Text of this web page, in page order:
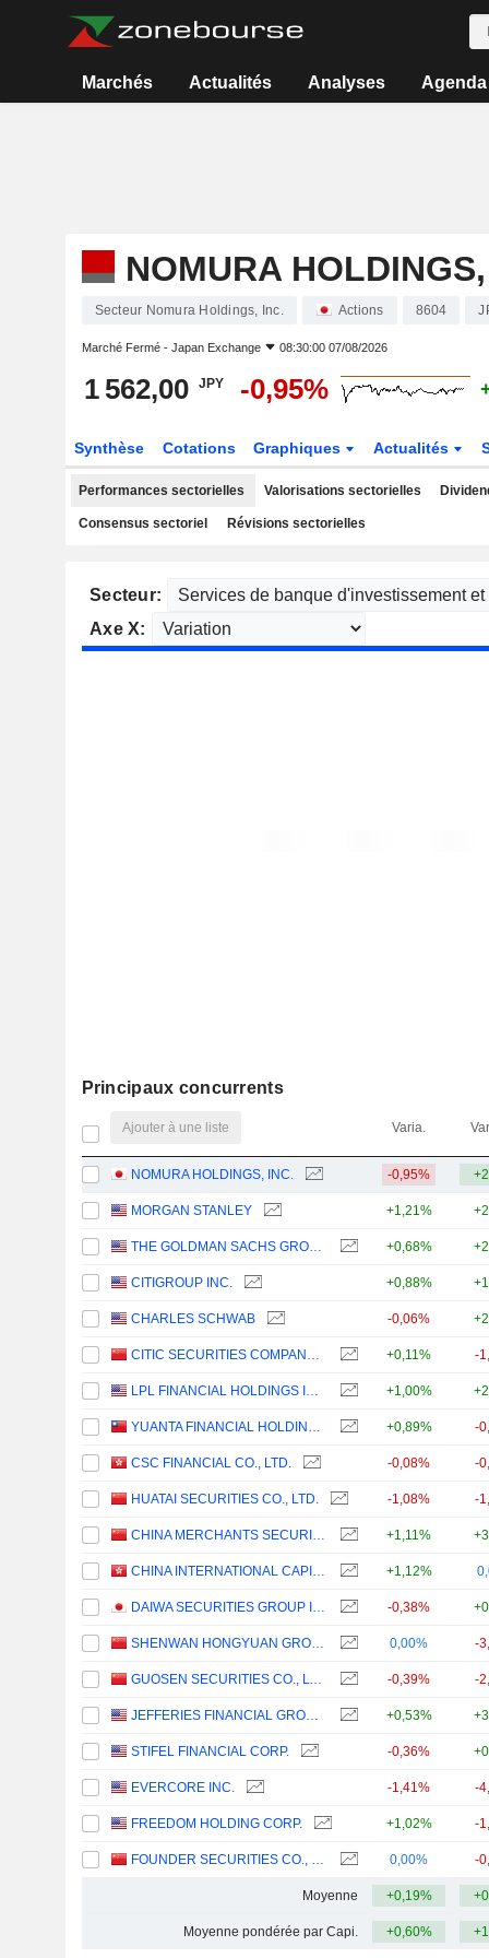
Marchés Actualités Analyses Agenda
NOMURA
Secteur Nomura Holdings, Inc. Actions 8604
Marché Fermé - Japan Exchange 08:30:00 07/08/2026
1 562,00 JPY -0,95%
Synthèse Cotations Graphiques Actualités
Performances sectorielles Valorisations sectorielles
Consensus sectoriel Révisions sectorielles
Secteur:
Axe X:
Principaux concurrents
Ajouter à une liste Varia.
NOMURA HOLDINGS, INC. -0,95%
MORGAN STANLEY +1,21%
THE GOLDMAN SACHS GROUP, INC. +0,68%
CITIGROUP INC. +0,88%
CHARLES SCHWAB -0,06%
CITIC SECURITIES COMPANY LIMITED +0,11% -
LPL FINANCIAL HOLDINGS INC. +1,00%
YUANTA FINANCIAL HOLDING CO., LTD. +0,89% -
CSC FINANCIAL CO., LTD. -0,08% -
HUATAI SECURITIES CO., LTD. -1,08% -
CHINA MERCHANTS SECURITIES CO., LTD. +1,11%
CHINA INTERNATIONAL CAPITAL CORPORATION LIMITED +1,12%
DAIWA SECURITIES GROUP INC. -0,38%
SHENWAN HONGYUAN GROUP CO., LTD. 0,00% -
GUOSEN SECURITIES CO., LTD. -0,39% -
JEFFERIES FINANCIAL GROUP INC. +0,53%
STIFEL FINANCIAL CORP. -0,36%
EVERCORE INC. -1,41% -
FREEDOM HOLDING CORP. +1,02% -
FOUNDER SECURITIES CO., LTD. 0,00% -
Moyenne +0,19%
Moyenne pondérée par Capi. +0,60%